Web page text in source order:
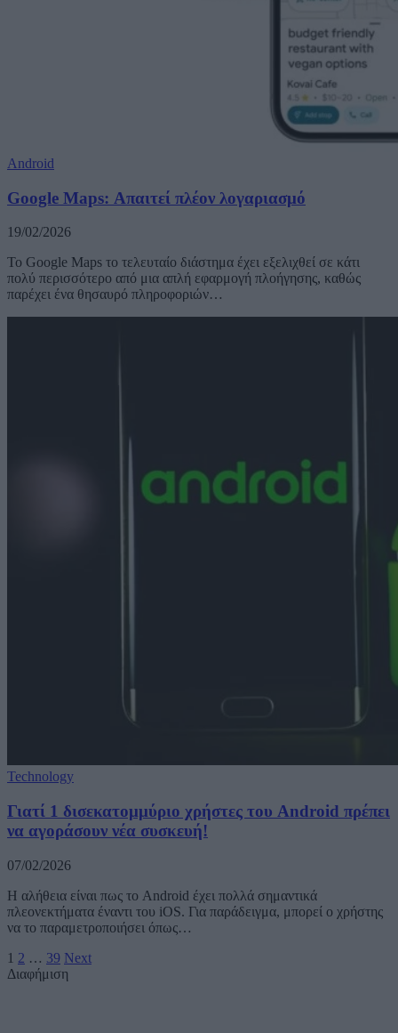
Android
Google Maps: Απαιτεί πλέον λογαριασμό
19/02/2026
Το Google Maps το τελευταίο διάστημα έχει εξελιχθεί σε κάτι
πολύ περισσότερο από μια απλή εφαρμογή πλοήγησης, καθώς
παρέχει ένα θησαυρό πληροφοριών…
Technology
Γιατί 1 δισεκατομμύριο χρήστες του Android πρέπει
να αγοράσουν νέα συσκευή!
07/02/2026
Η αλήθεια είναι πως το Android έχει πολλά σημαντικά
πλεονεκτήματα έναντι του iOS. Για παράδειγμα, μπορεί ο χρήστης
να το παραμετροποιήσει όπως…
1 2 … 39 Next
Διαφήμιση